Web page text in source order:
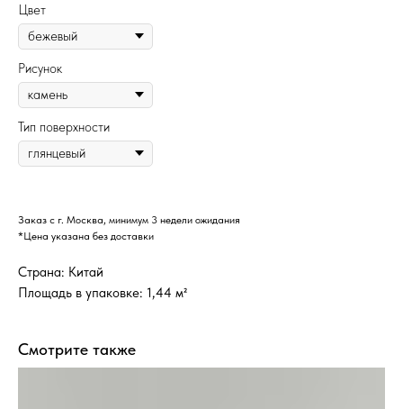
Цвет
Рисунок
Тип поверхности
Заказ с г. Москва, минимум 3 недели ожидания
*Цена указана без доставки
Страна: Китай
Площадь в упаковке: 1,44 м²
Смотрите также